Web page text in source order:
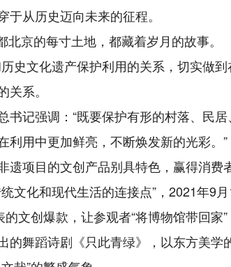
从历史迈向未来的征程。
京的每寸土地，都藏着岁月的故事。
史文化遗产保护利用的关系，切实做
系。
书记强调：“既要保护有形的村落、民
用中更加鲜亮，不断焕发新的光彩。”
项目的文创产品别具特色，赢得消费
文化和现代生活的连接点”，2021年9
文创爆款，让参观者“将博物馆带回
的舞蹈诗剧《只此青绿》，以东方美